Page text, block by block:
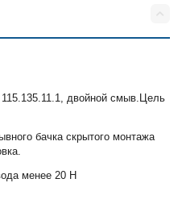
двойной смыв.Цель
бачка скрытого монтажа
менее 20 Н